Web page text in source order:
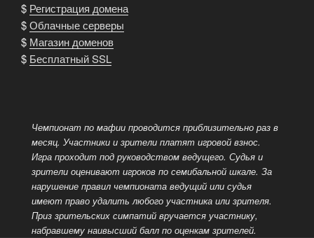
$ Регистрация домена
$Облачные серверы
$ Магазин доменов
$ Бесплатный SSL
Чемпионат по мафии проводится приблизительно раз в
месяц. Участники и зрители платят игровой взнос.
Игра проходит под руководством ведущего. Судья и
зрители оценивают игроков по семибальной шкале. За
нарушение правил чемпионата ведущий или судья
имеют право удалить любого участника или зрителя.
Приз зрительских симпатий вручается участнику,
набравшему наивысший балл по оценкам зрителей.